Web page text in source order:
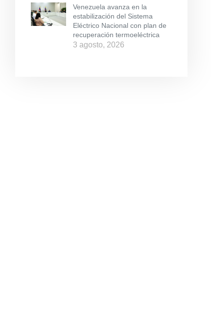
Venezuela avanza en la
estabilización del Sistema
Eléctrico Nacional con plan de
recuperación termoeléctrica
3 agosto, 2026